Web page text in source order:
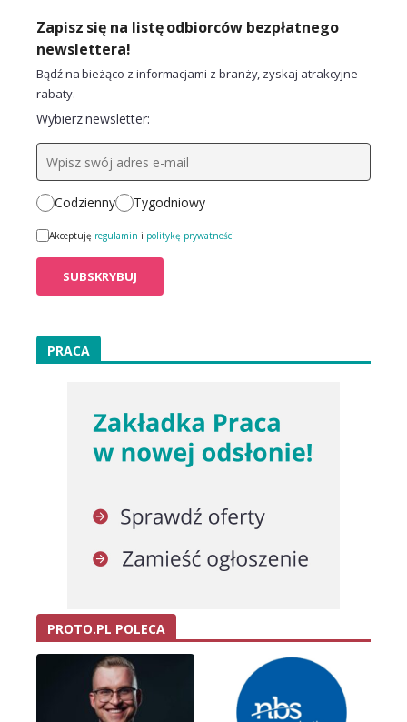
Zapisz się na listę odbiorców bezpłatnego
newslettera!
Bądź na bieżąco z informacjami z branży, zyskaj atrakcyjne
rabaty.
Wybierz newsletter:
Codzienny Tygodniowy
Akceptuję regulamin i politykę prywatności
PRACA
PROTO.PL POLECA